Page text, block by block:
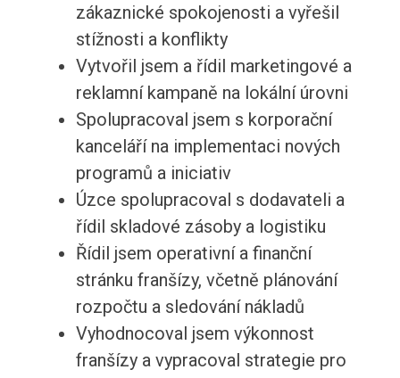
zákaznické spokojenosti a vyřešil
stížnosti a konflikty
Vytvořil jsem a řídil marketingové a
reklamní kampaně na lokální úrovni
Spolupracoval jsem s korporační
kanceláří na implementaci nových
programů a iniciativ
Úzce spolupracoval s dodavateli a
řídil skladové zásoby a logistiku
Řídil jsem operativní a finanční
stránku franšízy, včetně plánování
rozpočtu a sledování nákladů
Vyhodnocoval jsem výkonnost
franšízy a vypracoval strategie pro